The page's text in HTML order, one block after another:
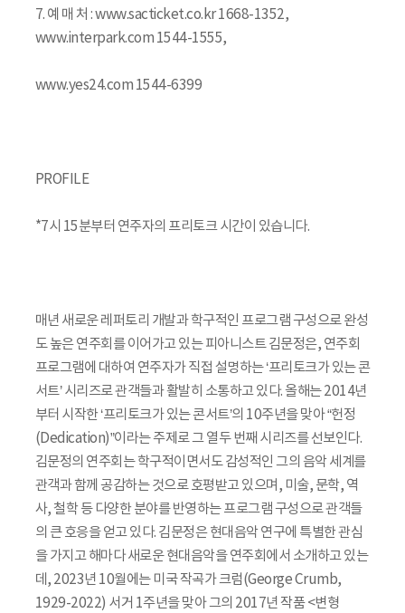
7. 예 매 처 : www.sacticket.co.kr 1668-1352,
www.interpark.com 1544-1555,
www.yes24.com 1544-6399
PROFILE
*7시 15분부터 연주자의 프리토크 시간이 있습니다.
매년 새로운 레퍼토리 개발과 학구적인 프로그램 구성으로 완성
도 높은 연주회를 이어가고 있는 피아니스트 김문정은, 연주회
프로그램에 대하여 연주자가 직접 설명하는 ‘프리토크가 있는 콘
서트’ 시리즈로 관객들과 활발히 소통하고 있다. 올해는 2014년
부터 시작한 ‘프리토크가 있는 콘서트’의 10주년을 맞아 “헌정
(Dedication)”이라는 주제로 그 열두 번째 시리즈를 선보인다.
김문정의 연주회는 학구적이면서도 감성적인 그의 음악 세계를
관객과 함께 공감하는 것으로 호평받고 있으며, 미술, 문학, 역
사, 철학 등 다양한 분야를 반영하는 프로그램 구성으로 관객들
의 큰 호응을 얻고 있다. 김문정은 현대음악 연구에 특별한 관심
을 가지고 해마다 새로운 현대음악을 연주회에서 소개하고 있는
데, 2023년 10월에는 미국 작곡가 크럼(George Crumb,
1929-2022) 서거 1주년을 맞아 그의 2017년 작품 <변형